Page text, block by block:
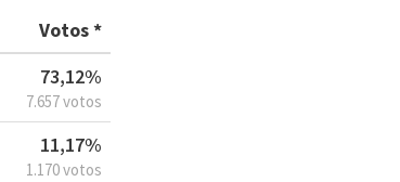
Votos *
73,12%
7.657 votos
11,17%
1.170 votos